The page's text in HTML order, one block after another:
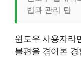
법과 관리 팁
윈도우 사용자라
불편을 겪어본